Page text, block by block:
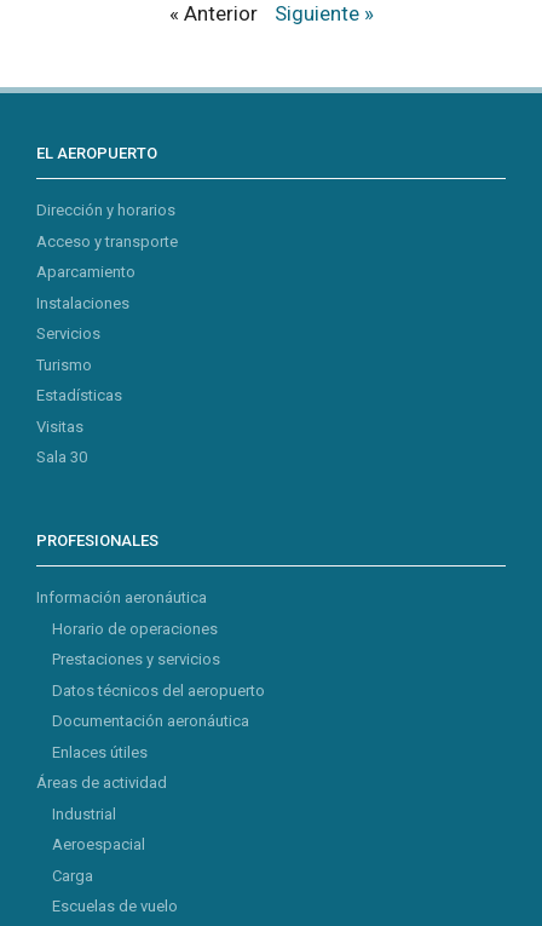
« Anterior Siguiente »
EL AEROPUERTO
Dirección y horarios
Acceso y transporte
Aparcamiento
Instalaciones
Servicios
Turismo
Estadísticas
Visitas
Sala 30
PROFESIONALES
Información aeronáutica
Horario de operaciones
Prestaciones y servicios
Datos técnicos del aeropuerto
Documentación aeronáutica
Enlaces útiles
Áreas de actividad
Industrial
Aeroespacial
Carga
Escuelas de vuelo